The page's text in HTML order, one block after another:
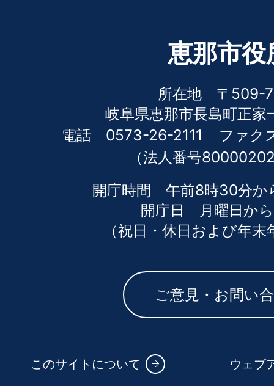
恵那市役
所在地 〒509-
岐阜県恵那市長島町正家
電話 0573-26-2111
ファ
（法人番号
開庁時間 午前8時30分か
開庁日 月曜日か
（祝日・休日および年
ご意見・お問い
このサイトについて ウェブ